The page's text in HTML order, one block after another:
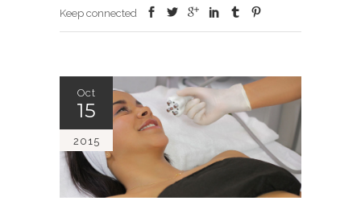
Keep connected
Oct
15
2015